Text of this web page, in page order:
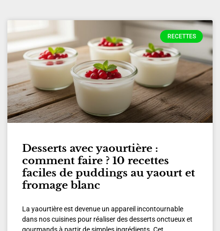
RECETTES
Desserts avec yaourtière :
comment faire ? 10 recettes
faciles de puddings au yaourt et
fromage blanc
La yaourtière est devenue un appareil incontournable
dans nos cuisines pour réaliser des desserts onctueux et
gourmands à partir de simples ingrédients. Cet